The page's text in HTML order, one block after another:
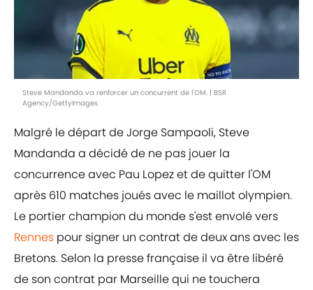
Steve Mandanda va renforcer un concurrent de l'OM. | BSR
Agency/GettyImages
Malgré le départ de Jorge Sampaoli, Steve
Mandanda a décidé de ne pas jouer la
concurrence avec Pau Lopez et de quitter l'OM
après 610 matches joués avec le maillot olympien.
Le portier champion du monde s'est envolé vers
Rennes pour signer un contrat de deux ans avec les
Bretons. Selon la presse française il va être libéré
de son contrat par Marseille qui ne touchera